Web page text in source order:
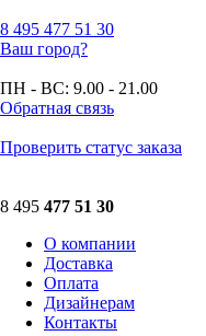
8 495 477 51 30
Ваш город?
ПН - ВС: 9.00 - 21.00
Обратная связь
Проверить статус заказа
8 495 477 51 30
О компании
Доставка
Оплата
Дизайнерам
Контакты